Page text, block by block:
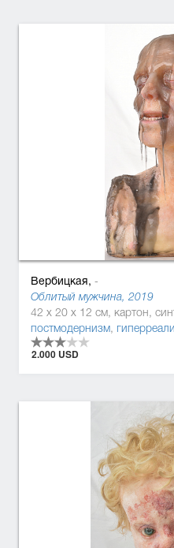
Вербицкая, -
Облитый мужчина, 2019
постмодернизм,
2.000 USD